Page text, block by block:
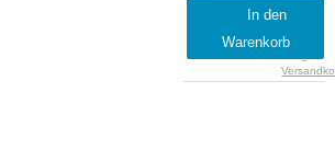
MwSt.
In den
Warenkorb